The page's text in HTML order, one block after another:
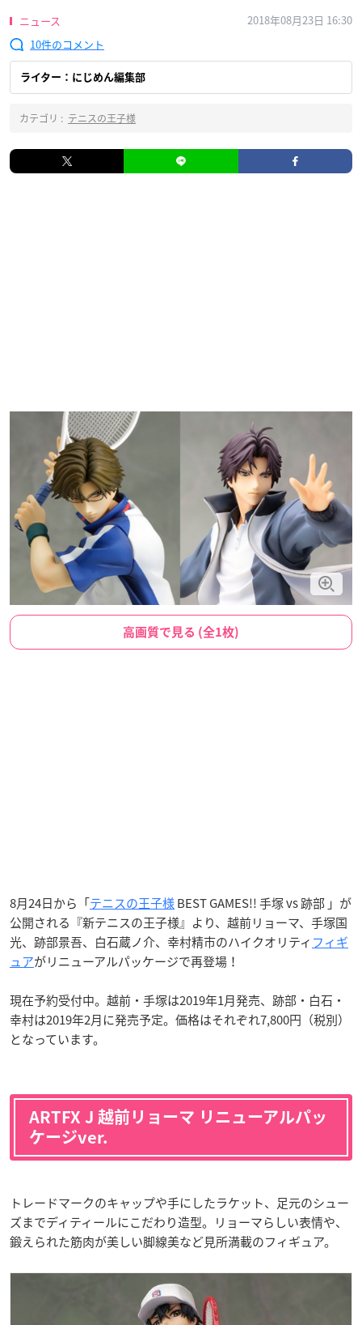
ニュース
2018年08月23日 16:30
10
ライター：にじめん編集部
カテゴリ : テニスの王子様
高画質で見る (全1枚)
8月24日から「テニスの王子様BEST GAMES!! 手塚 vs 跡部 」が
公開される『新テニスの王子様』より、越前リョーマ、手塚国
光、跡部景吾、白石蔵ノ介、幸村精市のハイクオリティ フィギ
ュアがリニューアルパッケージで再登場！
現在予約受付中。越前・手塚は2019年1月発売、跡部・白石・
幸村は2019年2月に発売予定。価格はそれぞれ7,800円（税別）
となっています。
ARTFX J 越前リョーマ リニューアルパッ
ケージver.
トレードマークのキャップや手にしたラケット、足元のシュー
ズまでディティールにこだわり造型。リョーマらしい表情や、
鍛えられた筋肉が美しい脚線美など見所満載のフィギュア。